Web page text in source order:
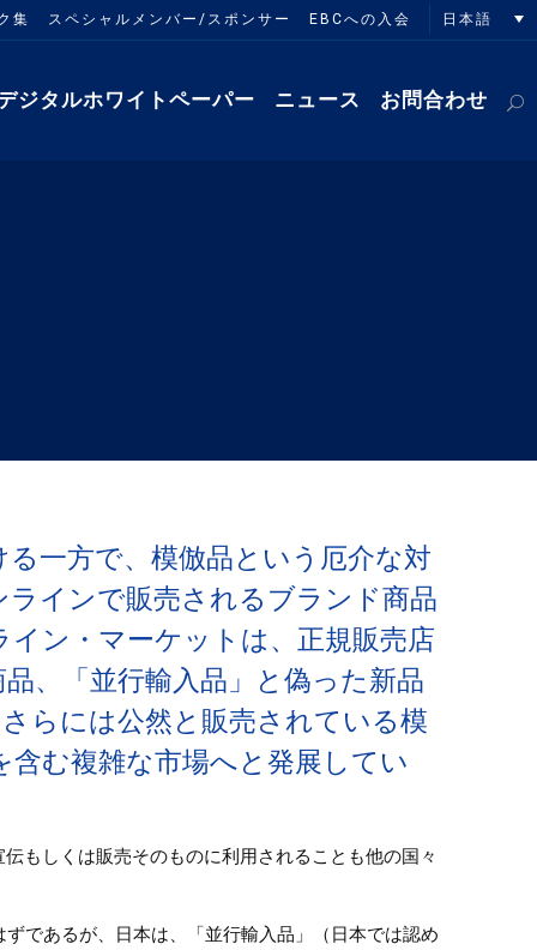
集 スペシャルメンバー/スポンサー EBCへの入会 日本語
ジタルホワイトペーパー ニュース お問合わせ
一方で、模倣品という厄介な対
インで販売されるブランド商品
ン・マーケットは、正規販売店
、「並行輸入品」と偽った新品
らには公然と販売されている模
む複雑な市場へと発展してい
もしくは販売そのものに利用されることも他の国々
であるが、日本は、「並行輸入品」（日本では認め